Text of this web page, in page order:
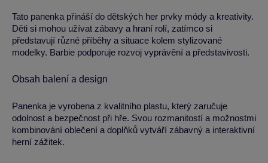
Tato panenka přináší do dětských her prvky módy a kreativity.
Děti si mohou užívat zábavy a hraní rolí, zatímco si
představují různé příběhy a situace kolem stylizované
modelky. Barbie podporuje rozvoj vyprávění a představivosti.
Obsah balení a design
Panenka je vyrobena z kvalitního plastu, který zaručuje
odolnost a bezpečnost při hře. Svou rozmanitostí a možnostmi
kombinování oblečení a doplňků vytváří zábavný a interaktivní
herní zážitek.